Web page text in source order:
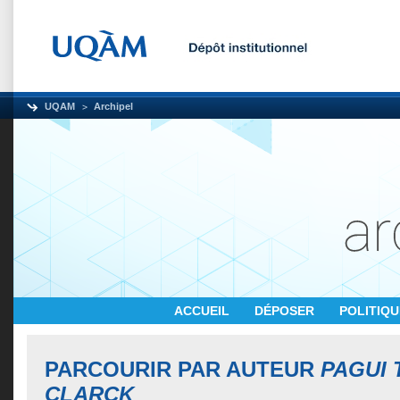
UQAM Archipel
ACCUEIL DÉPOSER
PARCOURIR PAR AUTEUR PAGUI
CLARCK